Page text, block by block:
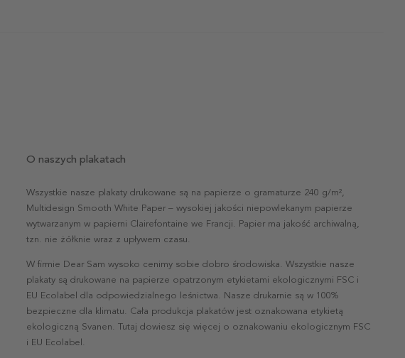
O naszych plakatach
Wszystkie nasze plakaty drukowane są na papierze o gramaturze 240 g/m²,
Multidesign Smooth White Paper – wysokiej jakości niepowlekanym papierze
wytwarzanym w papierni Clairefontaine we Francji. Papier ma jakość archiwalną,
tzn. nie żółknie wraz z upływem czasu.
W firmie Dear Sam wysoko cenimy sobie dobro środowiska. Wszystkie nasze
plakaty są drukowane na papierze opatrzonym etykietami ekologicznymi FSC i
EU Ecolabel dla odpowiedzialnego leśnictwa. Nasze drukarnie są w 100%
bezpieczne dla klimatu. Cała produkcja plakatów jest oznakowana etykietą
ekologiczną Svanen. Tutaj dowiesz się więcej o oznakowaniu ekologicznym FSC
i EU Ecolabel.